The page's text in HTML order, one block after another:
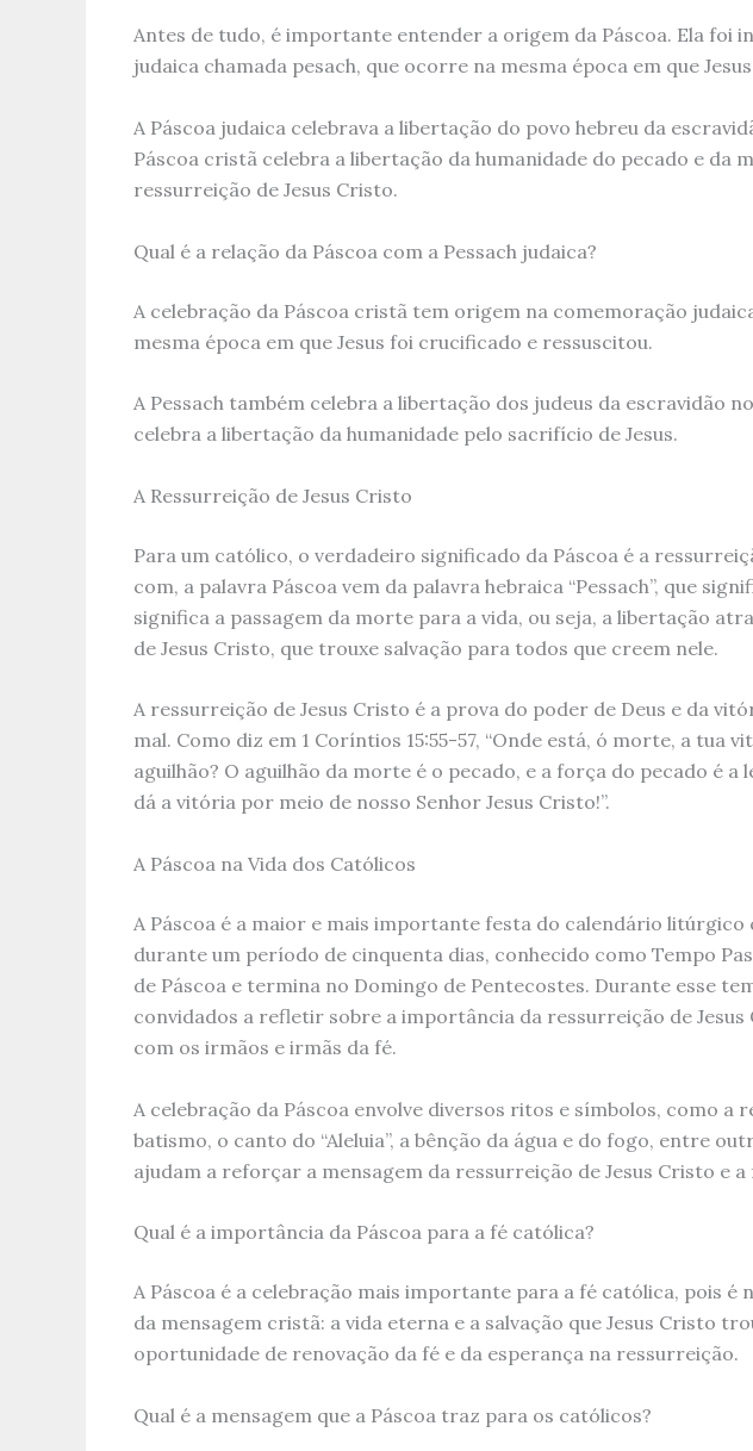
Antes de tudo, é importante entender a origem da Páscoa. Ela foi
judaica chamada pesach, que ocorre na mesma época em que
A Páscoa judaica celebrava a libertação do povo hebreu da
Páscoa cristã celebra a libertação da humanidade do pecado e da
ressurreição de Jesus Cristo.
Qual é a relação da Páscoa com a Pessach judaica?
A celebração da Páscoa cristã tem origem na comemoração
mesma época em que Jesus foi crucificado e ressuscitou.
A Pessach também celebra a libertação dos judeus da escravidão
celebra a libertação da humanidade pelo sacrifício de Jesus.
A Ressurreição de Jesus Cristo
Para um católico, o verdadeiro significado da Páscoa é a
com, a palavra Páscoa vem da palavra hebraica “Pessach”, que
significa a passagem da morte para a vida, ou seja, a libertação
de Jesus Cristo, que trouxe salvação para todos que creem nele.
A ressurreição de Jesus Cristo é a prova do poder de Deus e da
mal. Como diz em 1 Coríntios 15:55-57, “Onde está, ó morte, a tua
aguilhão? O aguilhão da morte é o pecado, e a força do pecado é a
dá a vitória por meio de nosso Senhor Jesus Cristo!”.
A Páscoa na Vida dos Católicos
A Páscoa é a maior e mais importante festa do calendário litúrgico
durante um período de cinquenta dias, conhecido como Tempo
de Páscoa e termina no Domingo de Pentecostes. Durante esse
convidados a refletir sobre a importância da ressurreição de Jesus
com os irmãos e irmãs da fé.
A celebração da Páscoa envolve diversos ritos e símbolos, como a
batismo, o canto do “Aleluia”, a bênção da água e do fogo, entre
ajudam a reforçar a mensagem da ressurreição de Jesus Cristo e
Qual é a importância da Páscoa para a fé católica?
A Páscoa é a celebração mais importante para a fé católica, pois é
da mensagem cristã: a vida eterna e a salvação que Jesus Cristo
oportunidade de renovação da fé e da esperança na ressurreição.
Qual é a mensagem que a Páscoa traz para os católicos?